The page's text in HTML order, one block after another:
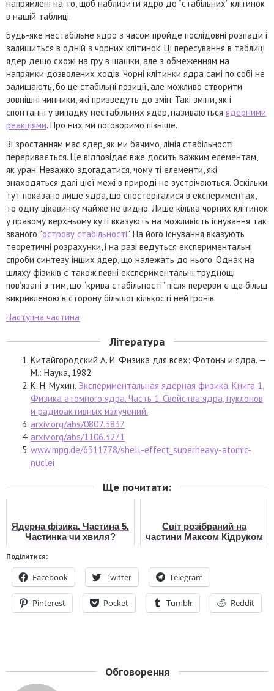
напрямлені на то, щоб наблизити ядро до “стабільних” клітинок
в нашій таблиці.
Будь-яке нестабільне ядро з часом пройде послідовні розпади і
залишиться в одній з чорних клітинок. Ці пересування в таблиці
ядер дещо схожі на гру в шашки, але з обмеженням на
напрямки дозволених ходів. Чорні клітинки ядра самі по собі не
залишають, бо це стабільні позиції, але можливо створити
зовнішні чинники, які призведуть до змін. Такі зміни, як і
спонтанні у випадку нестабільних ядер, називаються ядерними
реакціями. Про них ми поговоримо пізніше.
Зі зростанням мас ядер, як ми бачимо, лінія стабільності
переривається. Це відповідає вже досить важким елементам,
як уран. Неважко здогадатися, чому ті елементи, які
знаходяться далі цієї межі в природі не зустрічаються. Оскільки
тут показано лише ядра, що спостерігалися в експериментах,
то одну цікавинку майже не видно. Лише кілька чорних клітинок
у правому верхньому куті вказують на можливість існування так
званого “острову стабільності”. На його існування вказують
теоретичні розрахунки, і на разі ведуться експериментальні
спроби синтезу інших ядер, що належать до нього. Однак на
шляху фізиків є також певні експериментальні труднощі
пов’язані з тим, що “крива стабільності” після перерви є ще більш
викривленою в сторону більшої кількості нейтронів.
Наступна частина
Література
Китайгородский А. И. Физика для всех: Фотоны и ядра. —
М.: Наука, 1982
К. Н. Мухин. Экспериментальная ядерная физика. Книга 1.
Физика атомного ядра. Часть 1. Свойства ядра, нуклонов
и радиоактивных излучений.
arxiv.org/abs/0802.3837
arxiv.org/abs/1106.3271
www.mpg.de/6311778/shell-effect_superheavy-atomic-
nuclei
Ще почитати:
Ядерна фізика. Частина 5.
Частинка чи хвиля?
Світ розібраний на
частини Максом Кідруком
Поділитися:
Facebook Twitter Telegram
Pinterest Pocket Tumblr Reddit
Обговорення